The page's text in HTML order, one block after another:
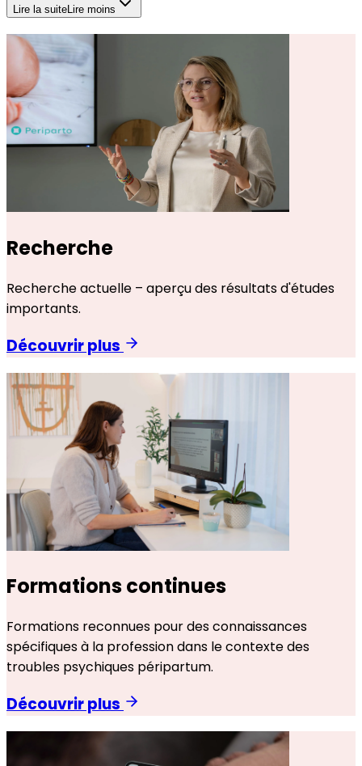
Lire la suiteLire moins
Recherche
Recherche actuelle – aperçu des résultats d'études
importants.
Découvrir plus
Formations continues
Formations reconnues pour des connaissances
spécifiques à la profession dans le contexte des
troubles psychiques péripartum.
Découvrir plus